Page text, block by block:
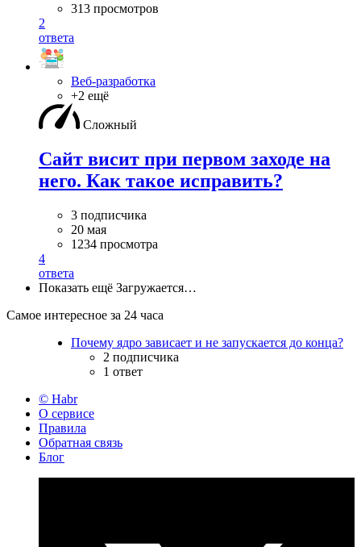
313 просмотров
2
ответа
Веб-разработка
+2 ещё
Сложный
Сайт висит при первом заходе на
него. Как такое исправить?
3 подписчика
20 мая
1234 просмотра
4
ответа
Показать ещё Загружается…
Самое интересное за 24 часа
Почему ядро зависает и не запускается до конца?
2 подписчика
1 ответ
© Habr
О сервисе
Правила
Обратная связь
Блог